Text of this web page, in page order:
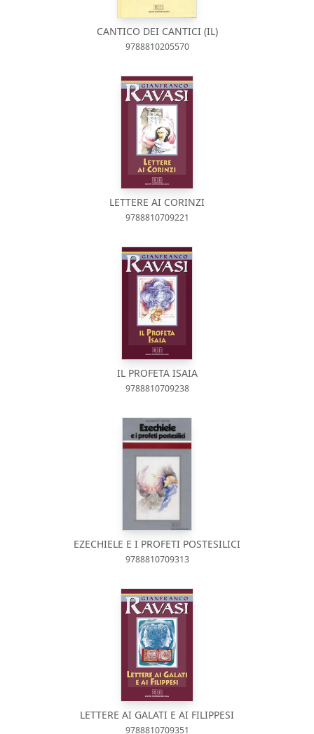
CANTICO DEI CANTICI (IL)
9788810205570
LETTERE AI CORINZI
9788810709221
IL PROFETA ISAIA
9788810709238
EZECHIELE E I PROFETI POSTESILICI
9788810709313
LETTERE AI GALATI E AI FILIPPESI
9788810709351